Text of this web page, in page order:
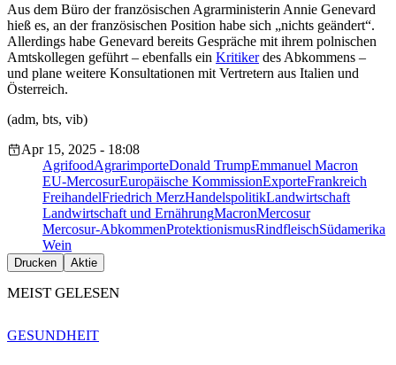
Aus dem Büro der französischen Agrarministerin Annie Genevard
hieß es, an der französischen Position habe sich „nichts geändert“.
Allerdings habe Genevard bereits Gespräche mit ihrem polnischen
Amtskollegen geführt – ebenfalls ein Kritikerdes Abkommens –
und plane weitere Konsultationen mit Vertretern aus Italien und
Österreich.
(adm, bts, vib)
Apr 15, 2025 - 18:08
AgrifoodAgrarimporteDonald TrumpEmmanuel Macron
EU-MercosurEuropäische KommissionExporteFrankreich
FreihandelFriedrich MerzHandelspolitikLandwirtschaft
Landwirtschaft und ErnährungMacronMercosur
Mercosur-AbkommenProtektionismusRindfleischSüdamerika
Wein
Drucken Aktie
MEIST GELESEN
GESUNDHEIT